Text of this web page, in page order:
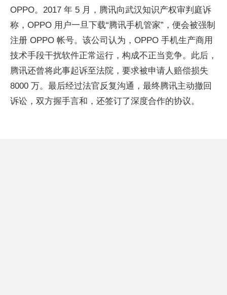
OPPO。2017 年 5 月，腾讯向武汉知识产权审判庭诉
称，OPPO 用户一旦下载“腾讯手机管家”，便会被强制
注册 OPPO 帐号。该公司认为，OPPO 手机生产商用
技术手段干扰软件正常运行，构成不正当竞争。此后，
腾讯还曾将此事起诉至法院，要求被申请人赔偿损失
8000 万。最后经过法官反复沟通，最终腾讯主动撤回
诉讼，双方握手言和，还签订了深度合作的协议。